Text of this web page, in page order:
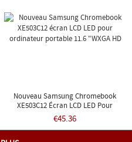
Nouveau Samsung Chromebook
XE503C12 Écran LCD LED Pour
Ordinateur Portable 11.6 "WXGA HD
€45.36